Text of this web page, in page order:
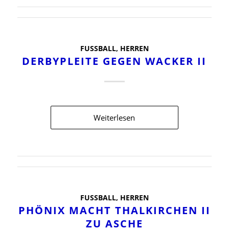
FUSSBALL , HERREN
DERBYPLEITE GEGEN WACKER II
Weiterlesen
FUSSBALL , HERREN
PHÖNIX MACHT THALKIRCHEN II
ZU ASCHE